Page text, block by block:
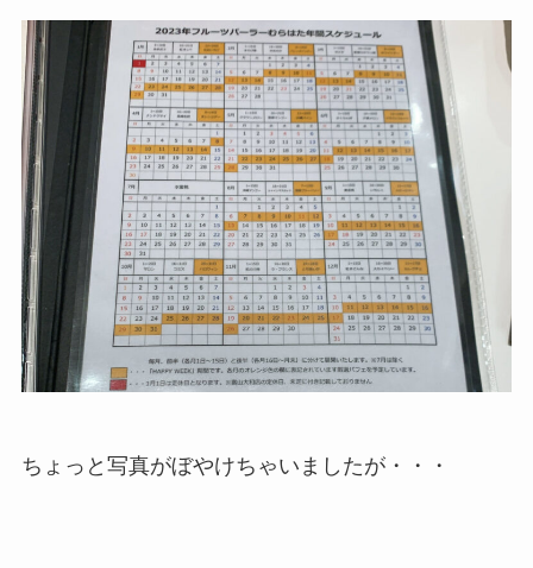
ちょっと写真がぼやけちゃいましたが・・・